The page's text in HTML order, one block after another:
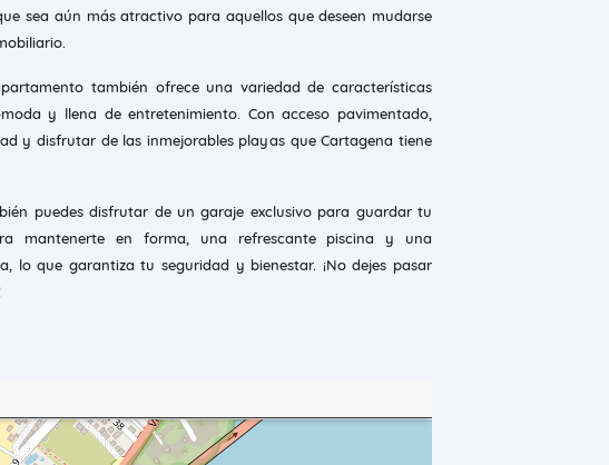
sea aún más atractivo para aquellos que deseen mudarse
también ofrece una variedad de características
y llena de entretenimiento. Con acceso pavimentado,
y disfrutar de las inmejorables playas que Cartagena tiene
puedes disfrutar de un garaje exclusivo para guardar tu
mantenerte en forma, una refrescante piscina y una
lo que garantiza tu seguridad y bienestar. ¡No dejes pasar